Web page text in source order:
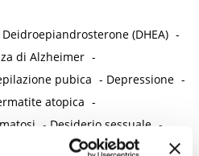
Deidroepiandrosterone (DHEA) -
di Alzheimer -
pubica - Depressione -
atopica -
- Desiderio sessuale -
Diabete / Diabete gestazionale